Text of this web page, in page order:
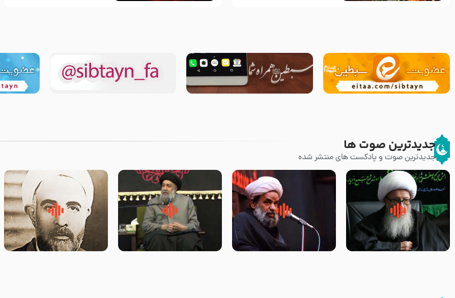
جدیدترین صوت ها
جدیدترین صوت و پادکست های منتشر شده
زوّار اربعین امام حسین (علیه
السلام) با این اشتیاق به زیارت
روضه جانسوز پاره های جگر امام
حسن مجتبی علیه السلام-حجت
لقب حضرت رقیه سلام الله علیها
به چه معناست – حجت الاسلام
روضه‌ی مجلس یزید ملعون و
اسارت اهل‌بیت علیهم‌السلام –